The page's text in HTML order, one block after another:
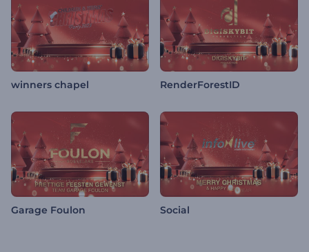
winners chapel RenderForestID
Garage Foulon Social